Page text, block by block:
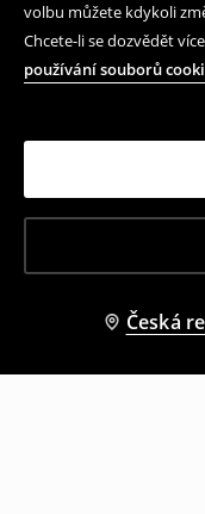
volbu můžete kdykoli
Chcete-li se dozvědět
používání souborů
Česká
V House najdeš
hnědé, grafitové
módně působí verze
prošitím nebo
odvážnější, trendy
Džínové
nejkratší
Džínové mini šortky
festivalového